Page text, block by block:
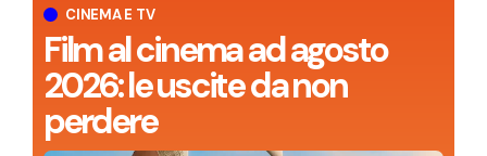
CINEMA E TV
Film al cinema ad agosto
2026: le uscite da non
perdere